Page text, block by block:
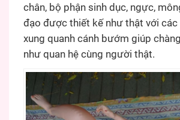
chân, bộ phận sinh dục, ngực,
đạo được thiết kế như thật với các
xung quanh cánh bướm giúp
như quan hệ cùng người thật.